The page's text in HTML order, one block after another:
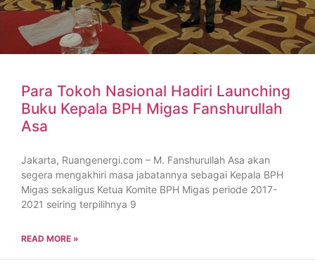
Para Tokoh Nasional Hadiri Launching
Buku Kepala BPH Migas Fanshurullah
Asa
Jakarta, Ruangenergi.com – M. Fanshurullah Asa akan
segera mengakhiri masa jabatannya sebagai Kepala BPH
Migas sekaligus Ketua Komite BPH Migas periode 2017-
2021 seiring terpilihnya 9
READ MORE »